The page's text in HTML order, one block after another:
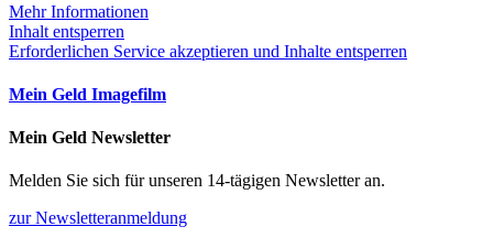
Mehr Informationen
Inhalt entsperren
Erforderlichen Service akzeptieren und Inhalte entsperren
Mein Geld Imagefilm
Mein Geld Newsletter
Melden Sie sich für unseren 14-tägigen Newsletter an.
zur Newsletteranmeldung